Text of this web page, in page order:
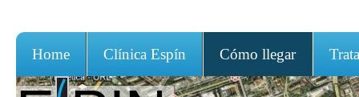
Home Clínica Espín Cómo llegar